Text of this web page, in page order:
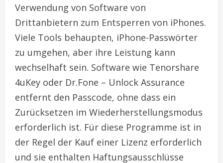
Verwendung von Software von
Drittanbietern zum Entsperren von iPhones.
Viele Tools behaupten, iPhone-Passwörter
zu umgehen, aber ihre Leistung kann
wechselhaft sein. Software wie Tenorshare
4uKey oder Dr.Fone – Unlock Assurance
entfernt den Passcode, ohne dass ein
Zurücksetzen im Wiederherstellungsmodus
erforderlich ist. Für diese Programme ist in
der Regel der Kauf einer Lizenz erforderlich
und sie enthalten Haftungsausschlüsse